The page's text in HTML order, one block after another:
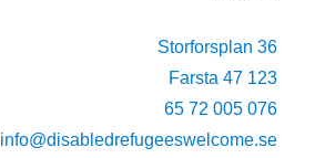
Storforsplan 36
123 47 Farsta
076 005 72 65
info@disabledrefugeeswelcome.se